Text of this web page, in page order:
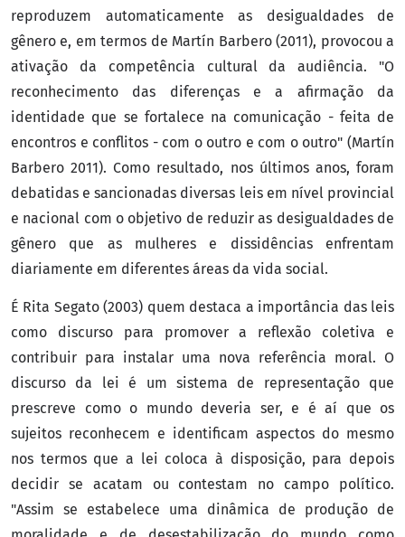
reproduzem automaticamente as desigualdades de
gênero e, em termos de Martín Barbero (2011), provocou a
ativação da competência cultural da audiência. "O
reconhecimento das diferenças e a afirmação da
identidade que se fortalece na comunicação - feita de
encontros e conflitos - com o outro e com o outro" (Martín
Barbero 2011). Como resultado, nos últimos anos, foram
debatidas e sancionadas diversas leis em nível provincial
e nacional com o objetivo de reduzir as desigualdades de
gênero que as mulheres e dissidências enfrentam
diariamente em diferentes áreas da vida social.
É Rita Segato (2003) quem destaca a importância das leis
como discurso para promover a reflexão coletiva e
contribuir para instalar uma nova referência moral. O
discurso da lei é um sistema de representação que
prescreve como o mundo deveria ser, e é aí que os
sujeitos reconhecem e identificam aspectos do mesmo
nos termos que a lei coloca à disposição, para depois
decidir se acatam ou contestam no campo político.
"Assim se estabelece uma dinâmica de produção de